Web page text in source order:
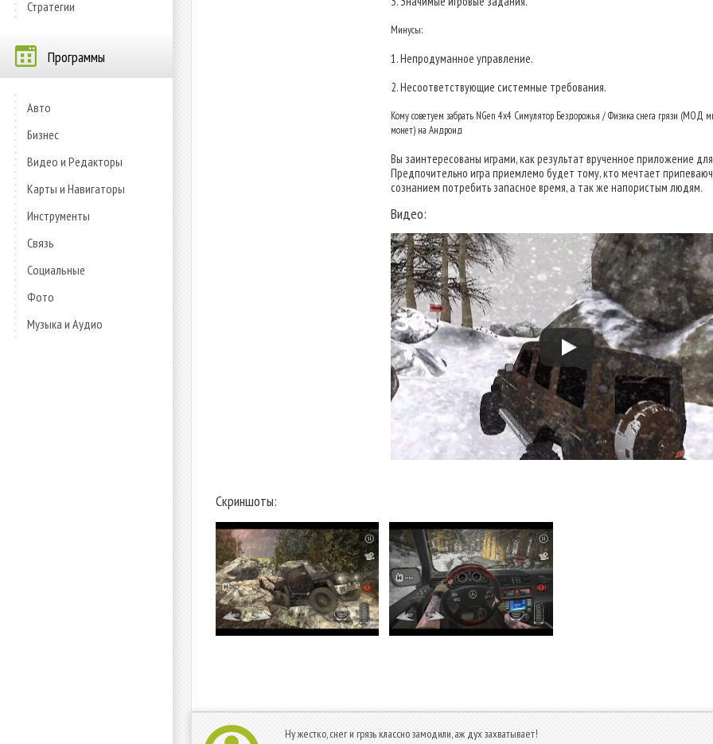
Стратегии
Программы
Авто
Бизнес
Видео и Редакторы
Карты и Навигаторы
Инструменты
Связь
Социальные
Фото
Музыка и Аудио
Минусы:
1. Непродуманное управление.
2. Несоответствующие системные требования.
Кому советуем забрать NGen 4x4 Симулятор Бездорожья / Физика снега грязи (МОД
монет) на Андроид
Вы заинтересованы играми, как результат врученное приложение
Предпочительно игра приемлемо будет тому, кто мечтает
сознанием потребить запасное время, а так же напористым людям.
Видео:
Скриншоты:
Ну жестко, снег и грязь классно замодили, аж дух захватывает!